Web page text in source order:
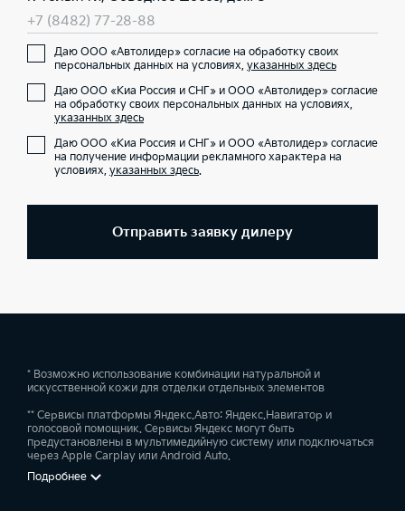
+7 (8482) 77-28-88
Даю ООО «Автолидер» согласие на обработку своих
персональных данных на условиях, указанных здесь
Даю ООО «Киа Россия и СНГ» и ООО «Автолидер» согласие
на обработку своих персональных данных на условиях,
указанных здесь
Даю ООО «Киа Россия и СНГ» и ООО «Автолидер» согласие
на получение информации рекламного характера на
условиях, указанных здесь.
Отправить заявку дилеру
* Возможно использование комбинации натуральной и
искусственной кожи для отделки отдельных элементов
** Сервисы платформы Яндекс.Авто: Яндекс.Навигатор и
голосовой помощник. Сервисы Яндекс могут быть
предустановлены в мультимедийную систему или подключаться
через Apple Carplay или Android Auto.
Подробнее